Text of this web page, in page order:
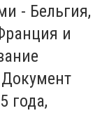
- Бельгия,
и
года,